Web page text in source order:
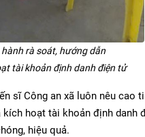
rà soát, hướng dẫn
tài khoản định danh điện tử
sĩ Công an xã luôn nêu cao
hoạt tài khoản định danh
hiệu quả.